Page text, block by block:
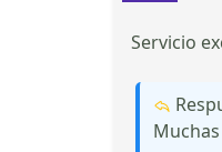
Servicio